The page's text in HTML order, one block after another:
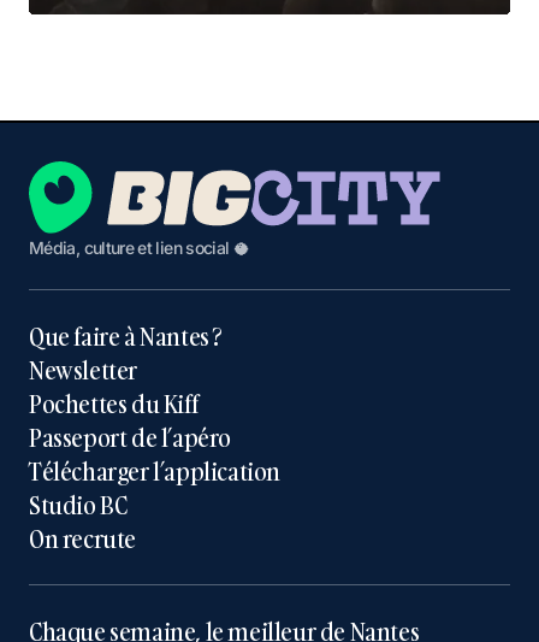
Média, culture et lien social 🥥
Que faire à Nantes ?
Newsletter
Pochettes du Kiff
Passeport de l’apéro
Télécharger l’application
Studio BC
On recrute
Chaque semaine, le meilleur de Nantes